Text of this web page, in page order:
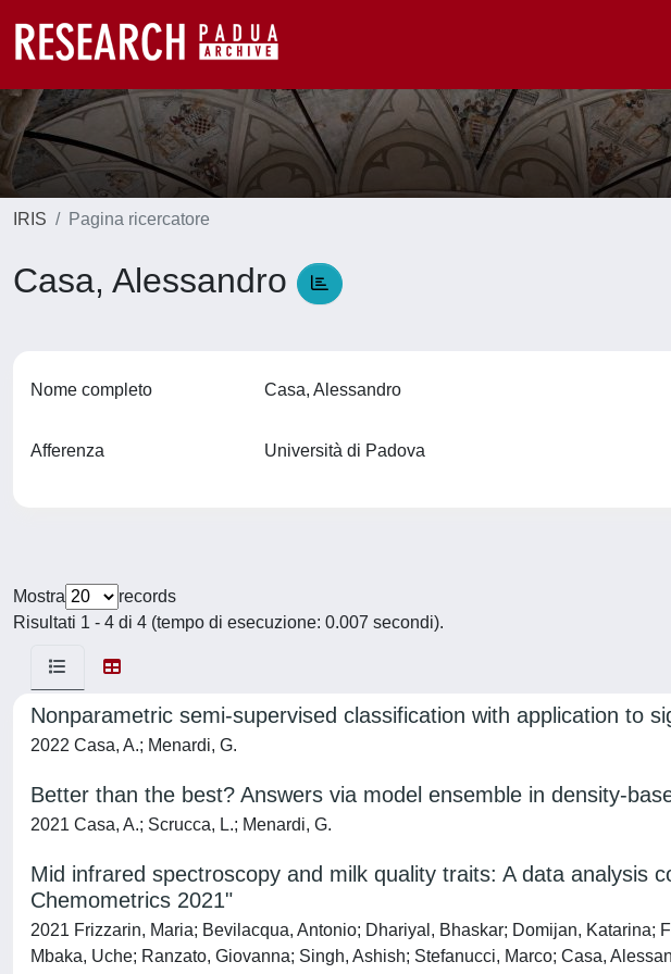
IRIS Pagina ricercatore
Casa, Alessandro
Nome completo Casa, Alessandro
Afferenza Università di Padova
Mostra
records
Risultati 1 - 4 di 4 (tempo di esecuzione: 0.007 secondi).
Nonparametric semi-supervised classification with application to
2022 Casa, A.; Menardi, G.
Better than the best? Answers via model ensemble in density-
2021 Casa, A.; Scrucca, L.; Menardi, G.
Mid infrared spectroscopy and milk quality traits: A data analysis
Chemometrics 2021"
2021 Frizzarin, Maria; Bevilacqua, Antonio; Dhariyal, Bhaskar; Domijan,
Mbaka, Uche; Ranzato, Giovanna; Singh, Ashish; Stefanucci, Marco; Casa,